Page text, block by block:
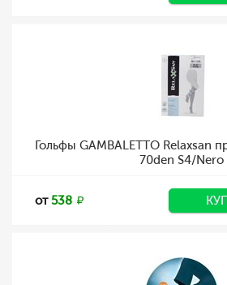
Гольфы GAMBALETTO Relaxsan
70den S4/Nero
от538